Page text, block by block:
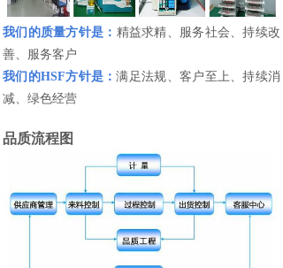
我们的质量方针是： 精益求精、服务社会、持续改
善、服务客户
我们的HSF方针是：满足法规、客户至上、持续消
减、绿色经营
品质流程图